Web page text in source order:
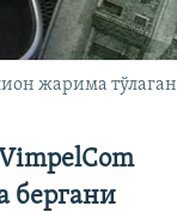
жарима тўлаган
бергани